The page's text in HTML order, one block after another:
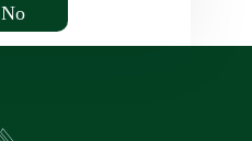
No